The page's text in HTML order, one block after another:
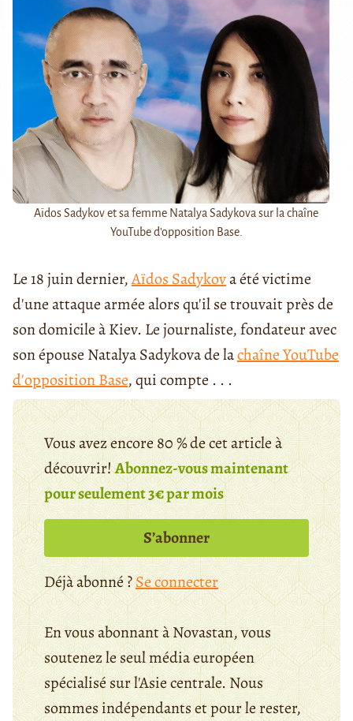
Aïdos Sadykov et sa femme Natalya Sadykova sur la chaîne
YouTube d'opposition Base.
Le 18 juin dernier,Aïdos Sadykova été victime
d'une attaque armée alors qu'il se trouvait près de
son domicile à Kiev. Le journaliste, fondateur avec
son épouse Natalya Sadykova de lachaîne YouTube
d'opposition Base, qui compte . . .
Vous avez encore 80 % de cet article à
découvrir!Abonnez-vous maintenant
pour seulement 3€ par mois
S’abonner
Déjà abonné ?Se connecter
En vous abonnant à Novastan, vous
soutenez le seul média européen
spécialisé sur l'Asie centrale. Nous
sommes indépendants et pour le rester,